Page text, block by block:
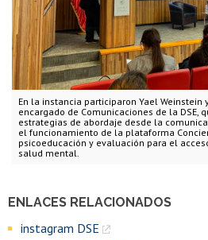
En la instancia participaron Yael Weinstein
encargado de Comunicaciones de la DSE,
estrategias de abordaje desde la
el funcionamiento de la plataforma
psicoeducación y evaluación para el
salud mental.
ENLACES RELACIONADOS
instagram DSE